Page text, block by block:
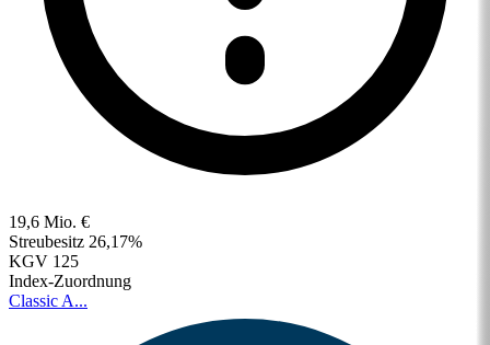
19,6 Mio. €
Streubesitz 26,17%
KGV 125
Index-Zuordnung
Classic A...